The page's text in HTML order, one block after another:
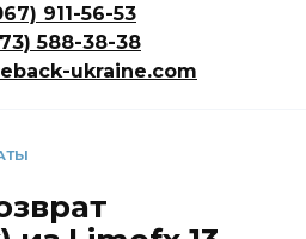
911-56-53
588-38-38
ukraine.com